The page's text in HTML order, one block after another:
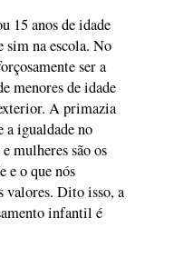
15 anos de idade
sim na escola. No
ser a
menores de idade
A primazia
a igualdade no
mulheres são os
e o que nós
valores. Dito isso, a
infantil é